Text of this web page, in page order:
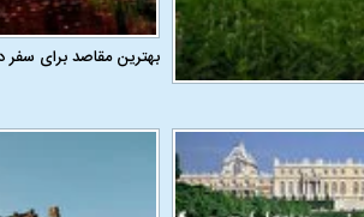
بهترین مقاصد برای سفر